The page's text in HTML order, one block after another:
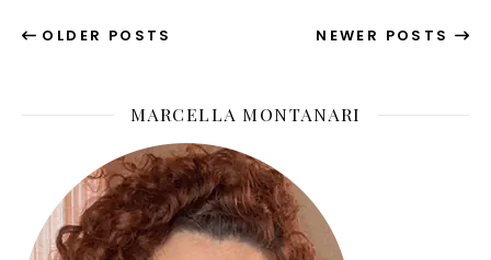
OLDER POSTS NEWER POSTS
MARCELLA MONTANARI